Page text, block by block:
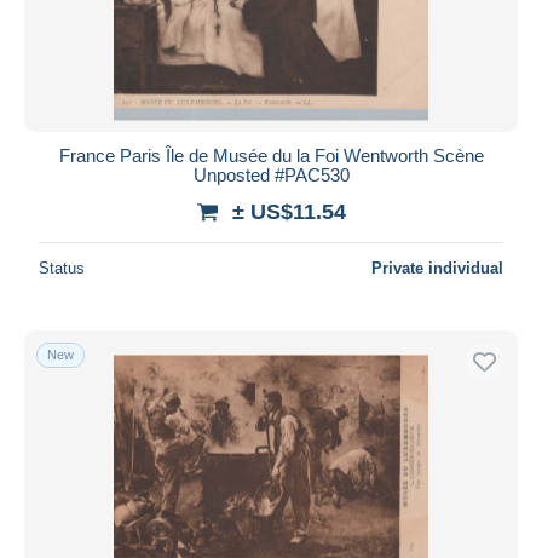
France Paris Île de Musée du la Foi Wentworth Scène
Unposted #PAC530
± US$11.54
Status Private individual
New